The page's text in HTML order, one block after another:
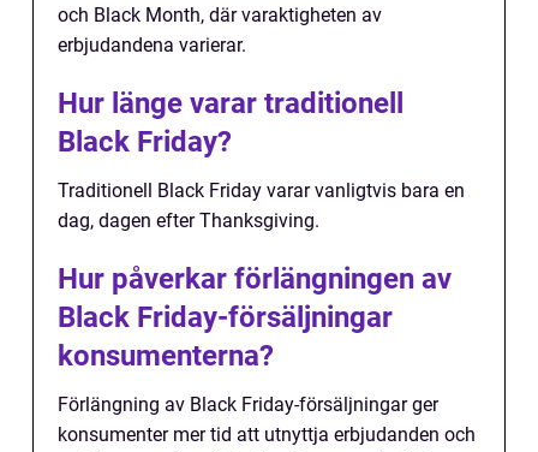
och Black Month, där varaktigheten av
erbjudandena varierar.
Hur länge varar traditionell
Black Friday?
Traditionell Black Friday varar vanligtvis bara en
dag, dagen efter Thanksgiving.
Hur påverkar förlängningen av
Black Friday-försäljningar
konsumenterna?
Förlängning av Black Friday-försäljningar ger
konsumenter mer tid att utnyttja erbjudanden och